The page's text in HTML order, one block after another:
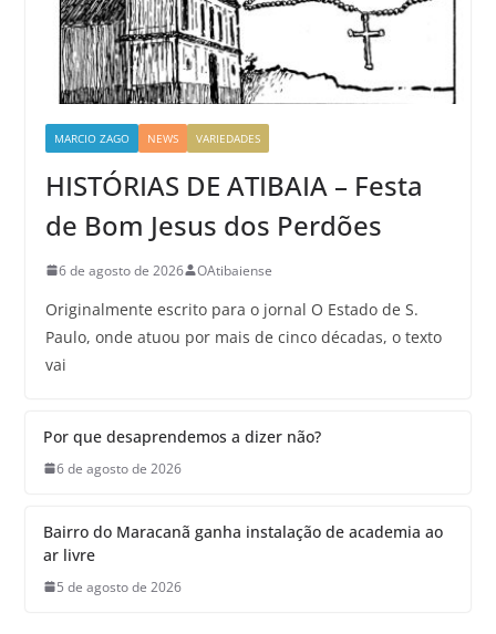
MARCIO ZAGO NEWS VARIEDADES
HISTÓRIAS DE ATIBAIA – Festa
de Bom Jesus dos Perdões
6 de agosto de 2026 OAtibaiense
Originalmente escrito para o jornal O Estado de S.
Paulo, onde atuou por mais de cinco décadas, o texto
vai
Por que desaprendemos a dizer não?
6 de agosto de 2026
Bairro do Maracanã ganha instalação de academia ao
ar livre
5 de agosto de 2026